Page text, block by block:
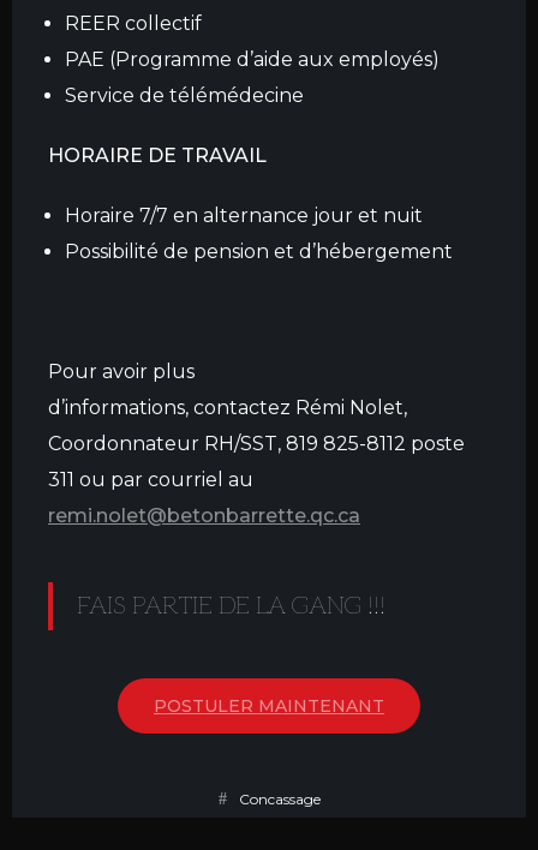
REER collectif
PAE (Programme d’aide aux employés)
Service de télémédecine
HORAIRE DE TRAVAIL
Horaire 7/7 en alternance jour et nuit
Possibilité de pension et d’hébergement
Pour avoir plus
d’informations, contactez Rémi Nolet,
Coordonnateur RH/SST, 819 825-8112 poste
311 ou par courriel au
remi.nolet@betonbarrette.qc.ca
FAIS PARTIE DE LA GANG !!!
POSTULER MAINTENANT
Concassage